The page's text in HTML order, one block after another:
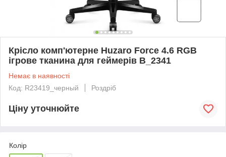
Крісло комп'ютерне Huzaro Force 4.6 RGB
ігрове тканина для геймерів B_2341
Немає в наявності
Код: R23419_черный
Роздріб
Ціну уточнюйте
Колір